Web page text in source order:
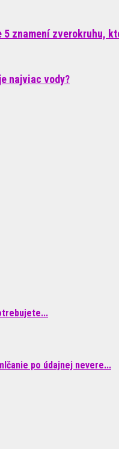
znamení zverokruhu,
najviac vody?
po údajnej nevere...